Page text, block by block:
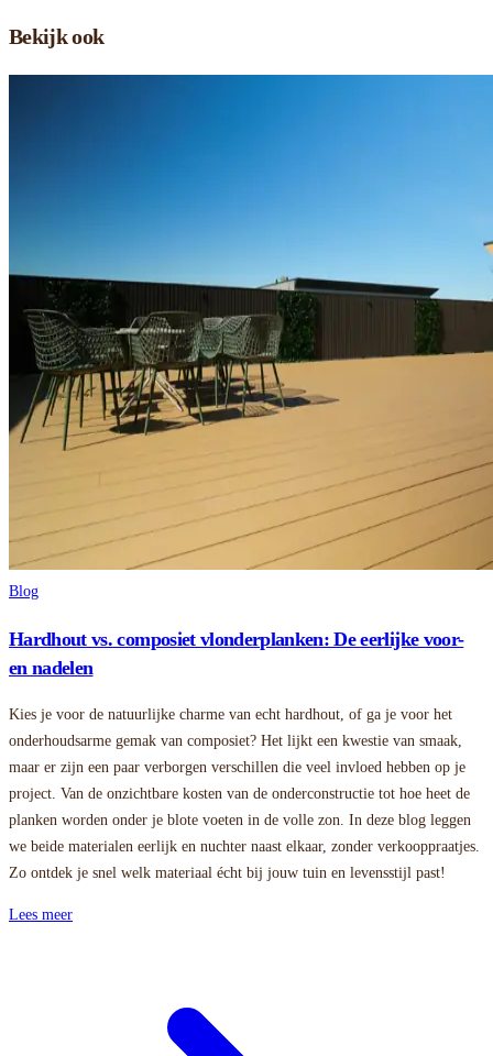
Bekijk ook
Blog
Hardhout vs. composiet vlonderplanken: De eerlijke voor-
en nadelen
Kies je voor de natuurlijke charme van echt hardhout, of ga je voor het
onderhoudsarme gemak van composiet? Het lijkt een kwestie van smaak,
maar er zijn een paar verborgen verschillen die veel invloed hebben op je
project. Van de onzichtbare kosten van de onderconstructie tot hoe heet de
planken worden onder je blote voeten in de volle zon. In deze blog leggen
we beide materialen eerlijk en nuchter naast elkaar, zonder verkooppraatjes.
Zo ontdek je snel welk materiaal écht bij jouw tuin en levensstijl past!
Lees meer